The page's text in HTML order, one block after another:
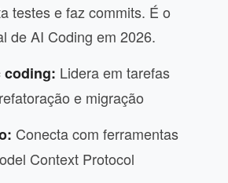
testes e faz commits. É o
de AI Coding em 2026.
coding: Lidera em tarefas
e migração
Conecta com ferramentas
Context Protocol